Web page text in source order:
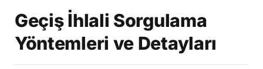
Geçiş İhlali Sorgulama
Yöntemleri ve Detayları